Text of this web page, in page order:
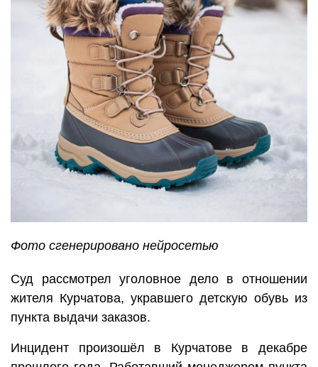
Фото сгенерировано нейросетью
Суд рассмотрел уголовное дело в отношении
жителя Курчатова, укравшего детскую обувь из
пункта выдачи заказов.
Инцидент произошёл в Курчатове в декабре